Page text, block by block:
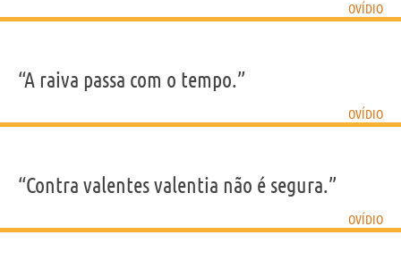
OVÍDIO
“A raiva passa com o tempo.”
OVÍDIO
“Contra valentes valentia não é segura.”
OVÍDIO